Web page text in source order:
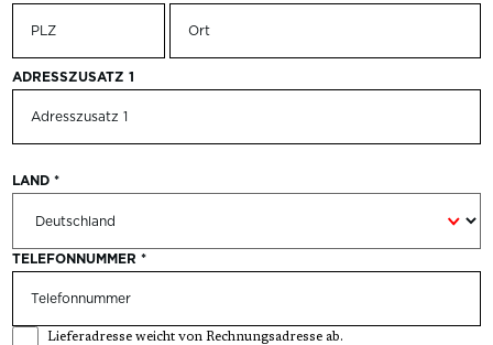
ADRESSZUSATZ 1
LAND *
TELEFONNUMMER *
Lieferadresse weicht von Rechnungsadresse ab.